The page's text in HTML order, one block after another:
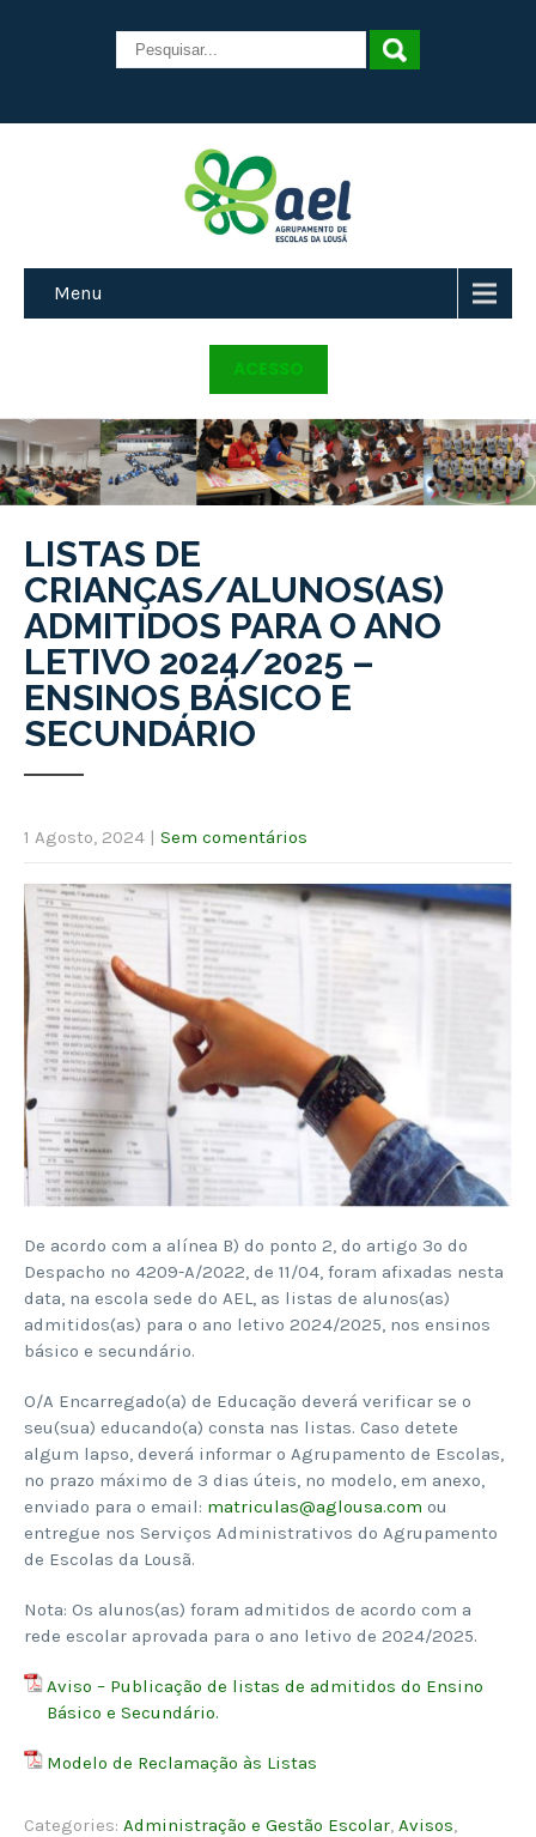
Menu
ACESSO
LISTAS DE
CRIANÇAS/ALUNOS(AS)
ADMITIDOS PARA O ANO
LETIVO 2024/2025 –
ENSINOS BÁSICO E
SECUNDÁRIO
1 Agosto, 2024 | Sem comentários
De acordo com a alínea B) do ponto 2, do artigo 3º do
Despacho nº 4209-A/2022, de 11/04, foram afixadas nesta
data, na escola sede do AEL, as listas de alunos(as)
admitidos(as) para o ano letivo 2024/2025, nos ensinos
básico e secundário.
O/A Encarregado(a) de Educação deverá verificar se o
seu(sua) educando(a) consta nas listas. Caso detete
algum lapso, deverá informar o Agrupamento de Escolas,
no prazo máximo de 3 dias úteis, no modelo, em anexo,
enviado para o email: matriculas@aglousa.com ou
entregue nos Serviços Administrativos do Agrupamento
de Escolas da Lousã.
Nota: Os alunos(as) foram admitidos de acordo com a
rede escolar aprovada para o ano letivo de 2024/2025.
Aviso – Publicação de listas de admitidos do Ensino
Básico e Secundário.
Modelo de Reclamação às Listas
Categories: Administração e Gestão Escolar Avisos